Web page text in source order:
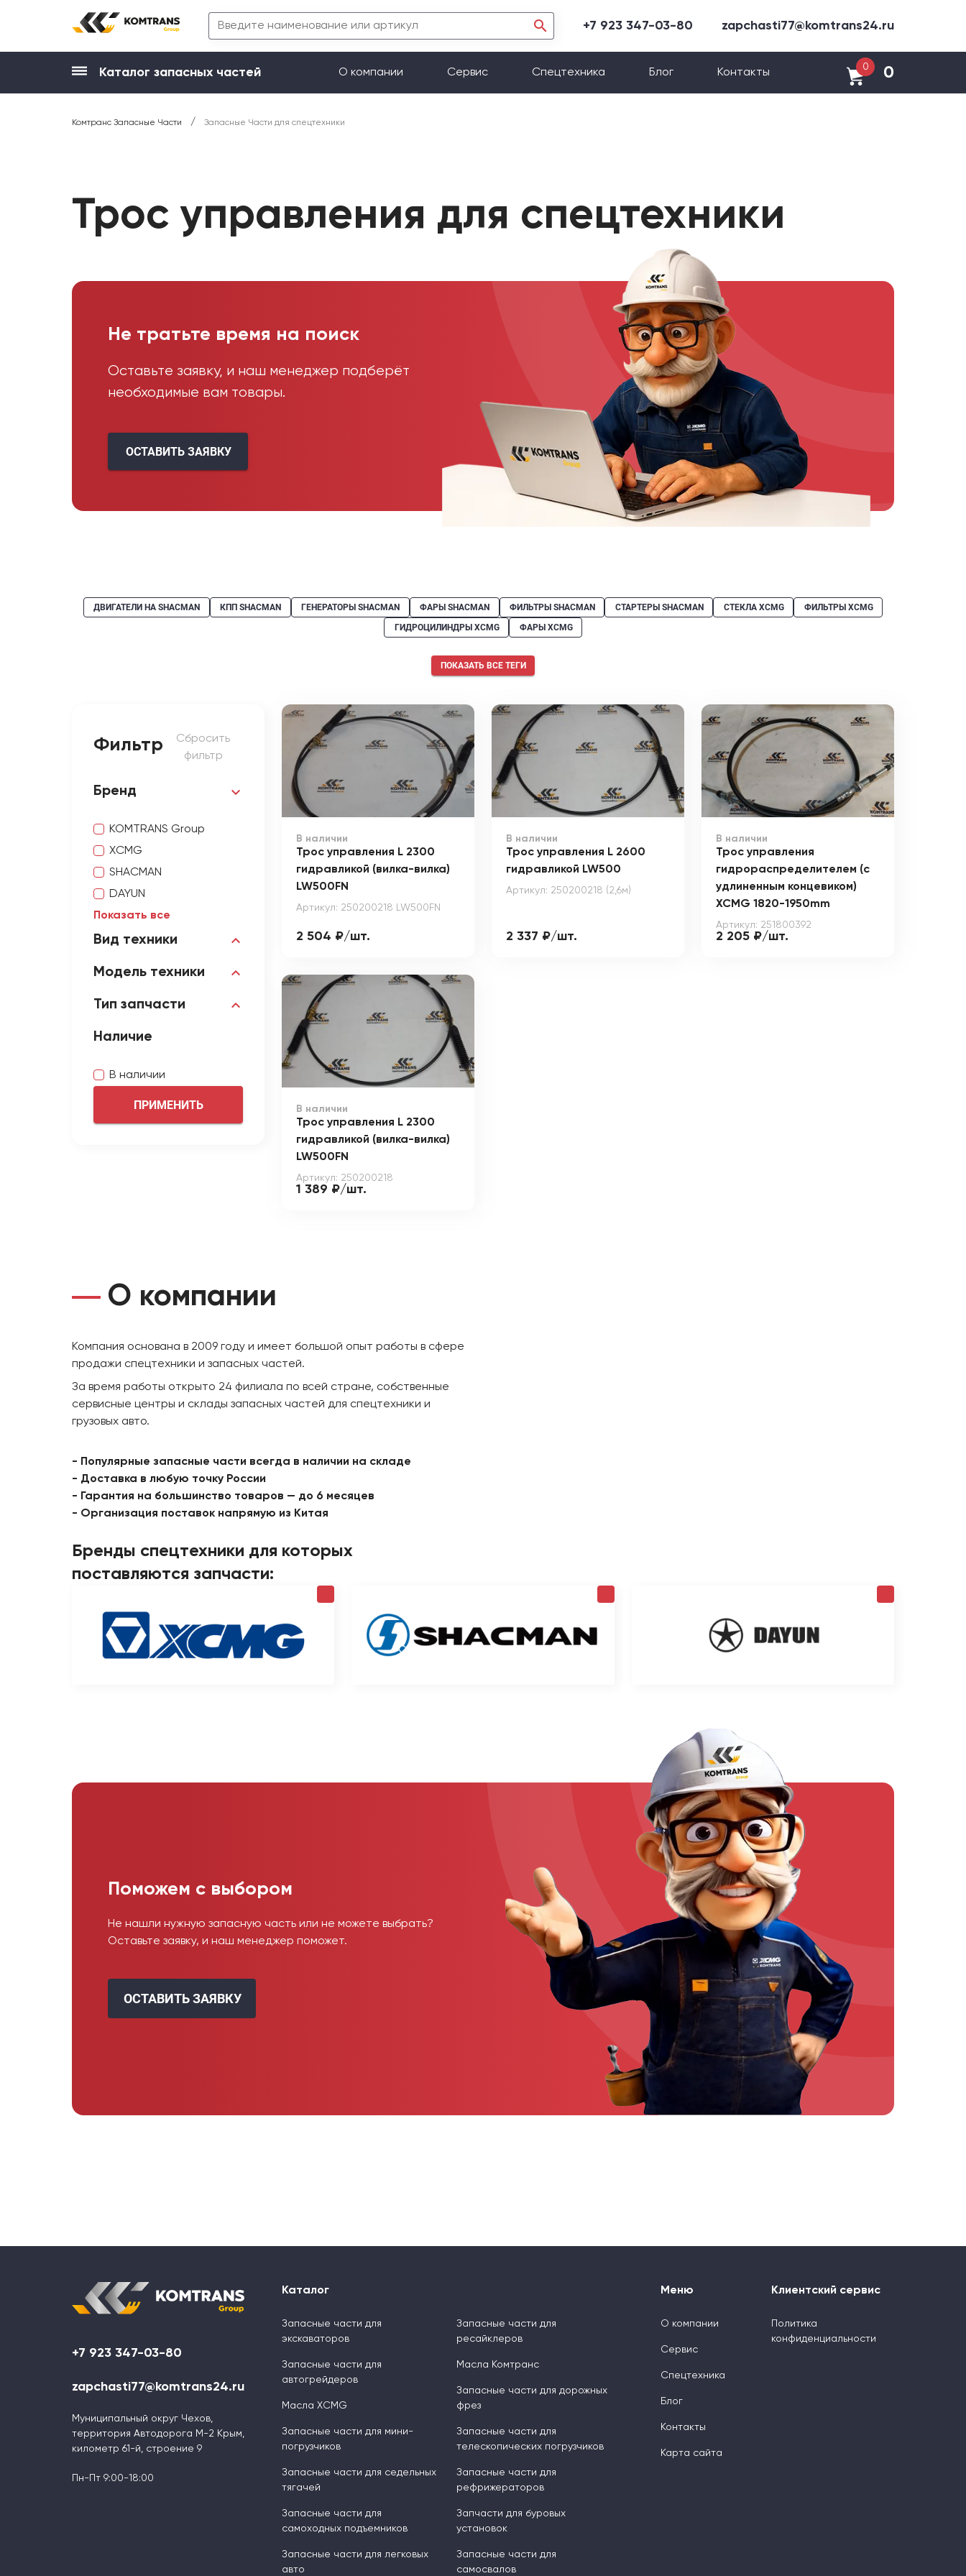
+7 923 347-03-80 zapchasti77@komtrans24.ru
Каталог запасных частей О компании Сервис Спецтехника Блог Контакты
0 0
Комтранс Запасные Части / Запасные Части для спецтехники
Трос управления для спецтехники
Не тратьте время на поиск
Оставьте заявку, и наш менеджер подберёт
необходимые вам товары.
ОСТАВИТЬ ЗАЯВКУ
ДВИГАТЕЛИ НА SHACMAN КПП SHACMAN ГЕНЕРАТОРЫ SHACMAN ФАРЫ SHACMAN ФИЛЬТРЫ SHACMAN СТАРТЕРЫ SHACMAN СТЕКЛА XCMG
ФИЛЬТРЫ XCMG
ГИДРОЦИЛИНДРЫ XCMG
ФАРЫ XCMG
ПОКАЗАТЬ ВСЕ ТЕГИ
Фильтр
Сбросить
фильтр
Бренд
KOMTRANS Group
XCMG
SHACMAN
DAYUN
Показать все
Вид техники
Модель техники
Тип запчасти
Наличие
В наличии
ПРИМЕНИТЬ
В наличии
Трос управления L 2300
гидравликой (вилка-вилка)
LW500FN
Артикул: 250200218 LW500FN
2 504 ₽/шт.
В наличии
Трос управления L 2600
гидравликой LW500
Артикул: 250200218 (2,6м)
2 337 ₽/шт.
В наличии
Трос управления
гидрораспределителем (с
удлиненным концевиком)
XCMG 1820-1950mm
Артикул: 251800392
2 205 ₽/шт.
В наличии
Трос управления L 2300
гидравликой (вилка-вилка)
LW500FN
Артикул: 250200218
1 389 ₽/шт.
О компании
Компания основана в 2009 году и имеет большой опыт работы в сфере
продажи спецтехники и запасных частей.
За время работы открыто 24 филиала по всей стране, собственные
сервисные центры и склады запасных частей для спецтехники и
грузовых авто.
- Популярные запасные части всегда в наличии на складе
- Доставка в любую точку России
- Гарантия на большинство товаров — до 6 месяцев
- Организация поставок напрямую из Китая
Бренды спецтехники для которых
поставляются запчасти:
Поможем с выбором
Не нашли нужную запасную часть или не можете выбрать?
Оставьте заявку, и наш менеджер поможет.
ОСТАВИТЬ ЗАЯВКУ
+7 923 347-03-80
zapchasti77@komtrans24.ru
Муниципальный округ Чехов,
территория Автодорога М-2 Крым,
километр 61-й, строение 9
Пн-Пт 9:00-18:00
Каталог
Запасные части для
экскаваторов
Запасные части для
автогрейдеров
Масла XCMG
Запасные части для мини-
погрузчиков
Запасные части для седельных
тягачей
Запасные части для
самоходных подъемников
Запасные части для легковых
авто
Запасные части для
ресайклеров
Масла Комтранс
Запасные части для дорожных
фрез
Запасные части для
телескопических погрузчиков
Запасные части для
рефрижераторов
Запчасти для буровых
установок
Запасные части для
самосвалов
Меню
О компании
Сервис
Спецтехника
Блог
Контакты
Карта сайта
Клиентский сервис
Политика
конфиденциальности